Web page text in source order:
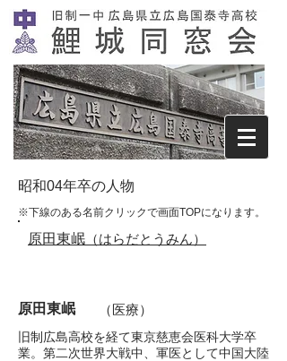
​昭和04年卒の人物
※下線のある名前クリックで画面TOPになります。
原田東岷 ​（はらだとうみん）
原田東岷 （医療）
旧制広島高校を経て東京慈恵会医科大学卒
業。 第二次世界大戦中、軍医として中国大陸